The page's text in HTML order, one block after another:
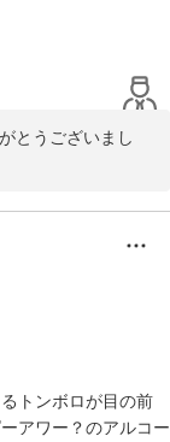
だけておりました
過ごしいただける
。
さいませ。
とうございまし
だき、恐縮ながら
までお寄せいただ
でございます。
たご様子、大変喜
葉をお寄せいただ
トンボロが目の前
アワー？のアルコー